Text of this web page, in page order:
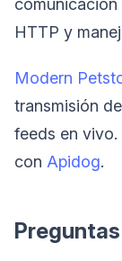
HTTP y
Modern
transmisión
feeds en vivo.
con Apidog.